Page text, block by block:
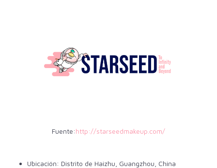
Fuente:http://starseedmakeup.com/
Ubicación: Distrito de Haizhu, Guangzhou, China